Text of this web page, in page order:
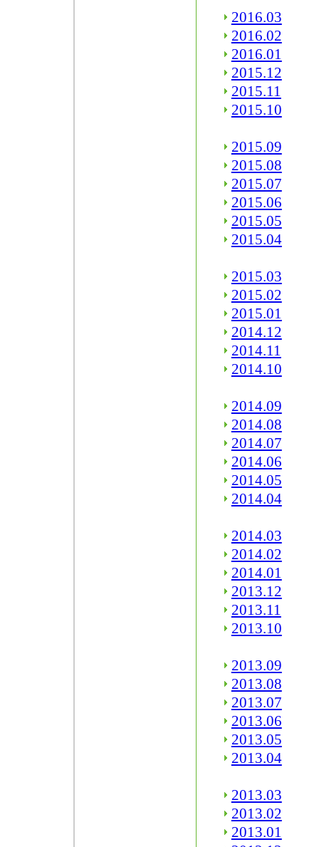
2016.03
2016.02
2016.01
2015.12
2015.11
2015.10
2015.09
2015.08
2015.07
2015.06
2015.05
2015.04
2015.03
2015.02
2015.01
2014.12
2014.11
2014.10
2014.09
2014.08
2014.07
2014.06
2014.05
2014.04
2014.03
2014.02
2014.01
2013.12
2013.11
2013.10
2013.09
2013.08
2013.07
2013.06
2013.05
2013.04
2013.03
2013.02
2013.01